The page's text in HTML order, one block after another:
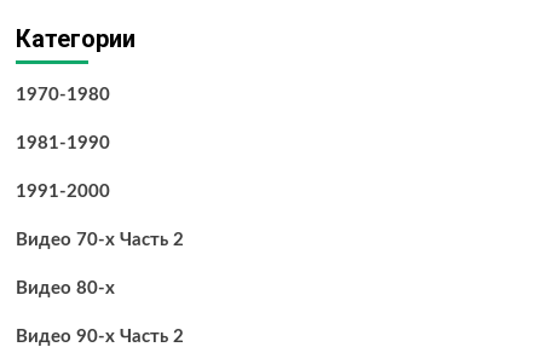
Категории
1970-1980
1981-1990
1991-2000
Видео 70-х Часть 2
Видео 80-х
Видео 90-х Часть 2